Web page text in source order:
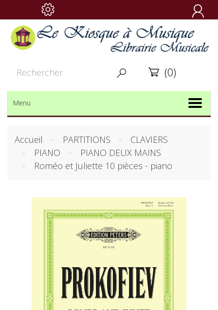

  (0)
Menu
Accueil PARTITIONS
CLAVIERS
PIANO
PIANO DEUX MAINS
Roméo et Juliette 10 pièces - piano